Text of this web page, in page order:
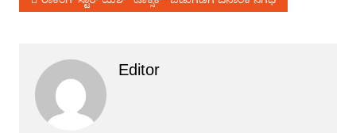
Editor